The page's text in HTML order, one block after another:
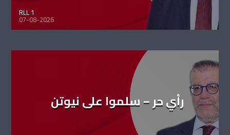
RLL 1
07-08-2026
رأي حر – سلموا على نيوتن